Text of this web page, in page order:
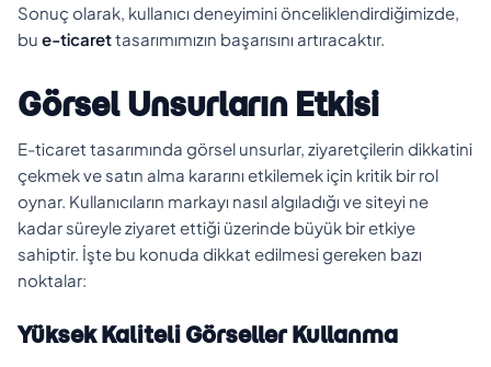
Sonuç olarak, kullanıcı deneyimini önceliklendirdiğimizde,
bu e-ticarettasarımımızın başarısını artıracaktır.
Görsel Unsurların Etkisi
E-ticaret tasarımında görsel unsurlar, ziyaretçilerin dikkatini
çekmek ve satın alma kararını etkilemek için kritik bir rol
oynar. Kullanıcıların markayı nasıl algıladığı ve siteyi ne
kadar süreyle ziyaret ettiği üzerinde büyük bir etkiye
sahiptir. İşte bu konuda dikkat edilmesi gereken bazı
noktalar:
Yüksek Kaliteli Görseller Kullanma